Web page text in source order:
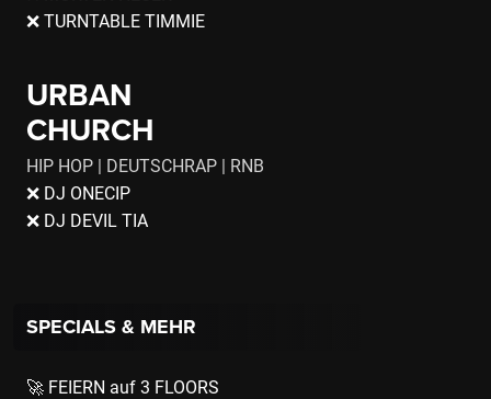
❌ TURNTABLE TIMMIE
URBAN
CHURCH
HIP HOP | DEUTSCHRAP | RNB
❌ DJ ONECIP
❌ DJ DEVIL TIA
SPECIALS & MEHR
🚀 FEIERN auf 3 FLOORS